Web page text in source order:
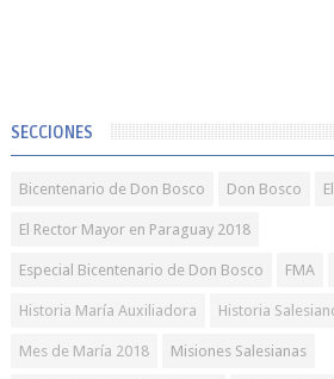
SECCIONES
Bicentenario de Don Bosco Don Bosco
El Rector Mayor en Paraguay 2018
Especial Bicentenario de Don Bosco FMA
Historia María Auxiliadora Historia
Mes de María 2018 Misiones Salesianas